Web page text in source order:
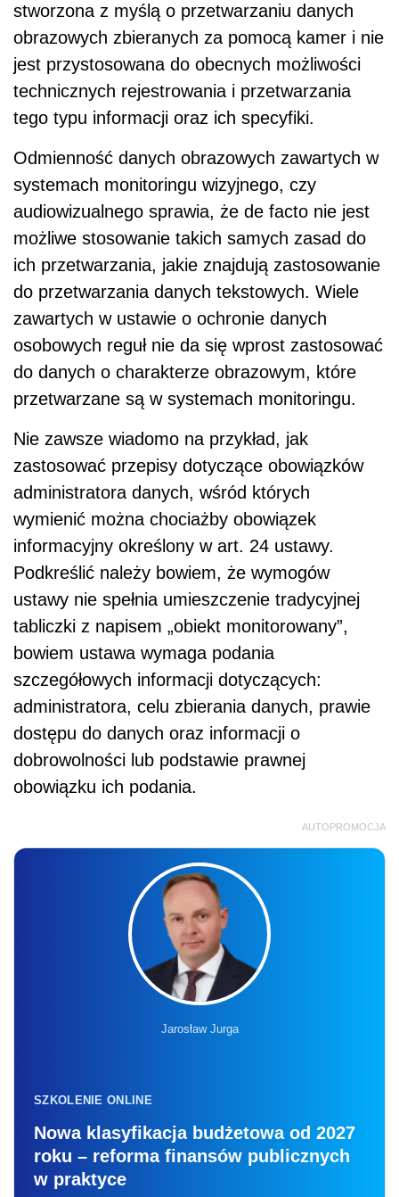
stworzona z myślą o przetwarzaniu danych
obrazowych zbieranych za pomocą kamer i nie
jest przystosowana do obecnych możliwości
technicznych rejestrowania i przetwarzania
tego typu informacji oraz ich specyfiki.
Odmienność danych obrazowych zawartych w
systemach monitoringu wizyjnego, czy
audiowizualnego sprawia, że de facto nie jest
możliwe stosowanie takich samych zasad do
ich przetwarzania, jakie znajdują zastosowanie
do przetwarzania danych tekstowych. Wiele
zawartych w ustawie o ochronie danych
osobowych reguł nie da się wprost zastosować
do danych o charakterze obrazowym, które
przetwarzane są w systemach monitoringu.
Nie zawsze wiadomo na przykład, jak
zastosować przepisy dotyczące obowiązków
administratora danych, wśród których
wymienić można chociażby obowiązek
informacyjny określony w art. 24 ustawy.
Podkreślić należy bowiem, że wymogów
ustawy nie spełnia umieszczenie tradycyjnej
tabliczki z napisem „obiekt monitorowany”,
bowiem ustawa wymaga podania
szczegółowych informacji dotyczących:
administratora, celu zbierania danych, prawie
dostępu do danych oraz informacji o
dobrowolności lub podstawie prawnej
obowiązku ich podania.
AUTOPROMOCJA
Jarosław Jurga
SZKOLENIE ONLINE
Nowa klasyfikacja budżetowa od 2027
roku – reforma finansów publicznych
w praktyce